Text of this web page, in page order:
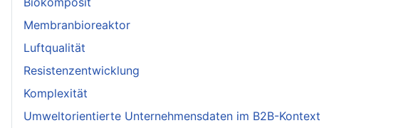
Membranbioreaktor
Luftqualität
Resistenzentwicklung
Komplexität
Umweltorientierte Unternehmensdaten im B2B-Kontext